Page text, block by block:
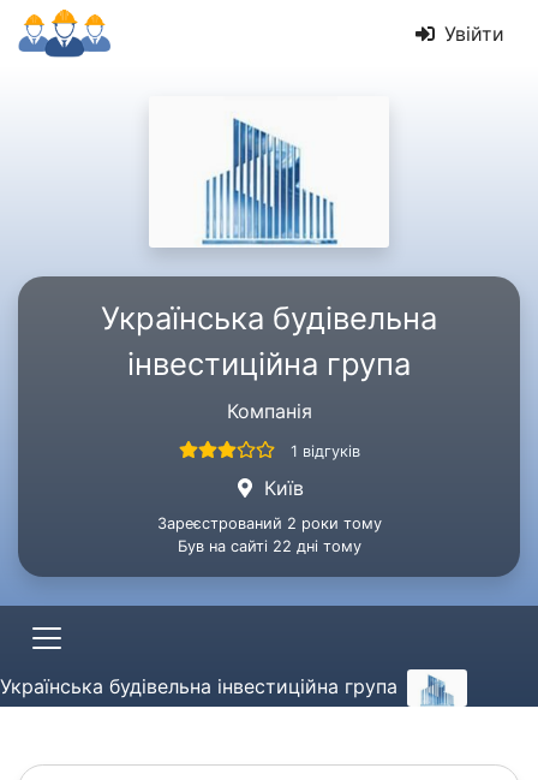
Увійти
Українська будівельна
інвестиційна група
Компанія
1 відгуків
Київ
Зареєстрований 2 роки тому
Був на сайті 22 дні тому
Українська будівельна інвестиційна група